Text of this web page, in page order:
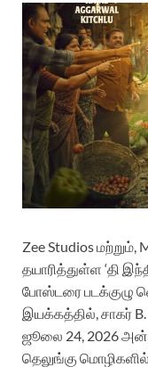
Zee Studios
தயாரித்துள்ள ‘தி
போஸ்டரை படக்குழு
இயக்கத்தில், சாகர்
ஜூலை 24, 2026
தெலுங்கு